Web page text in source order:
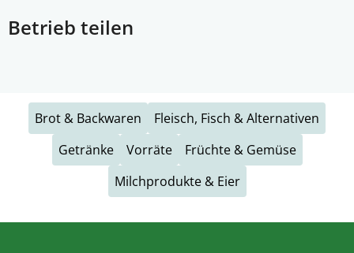
Betrieb teilen
Brot & Backwaren
Fleisch, Fisch & Alternativen
Getränke
Vorräte
Früchte & Gemüse
Milchprodukte & Eier